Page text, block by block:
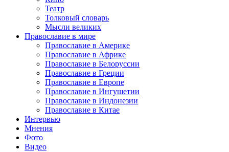
Театр
Толковый словарь
Мысли великих
Православие в мире
Православие в Америке
Православие в Африке
Православие в Белоруссии
Православие в Греции
Православие в Европе
Православие в Ингушетии
Православие в Индонезии
Православие в Китае
Интервью
Мнения
Фото
Видео